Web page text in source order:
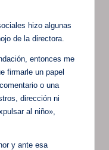
hizo algunas
de la directora.
entonces me
firmarle un papel
o una
dirección ni
al niño»,
y ante esa